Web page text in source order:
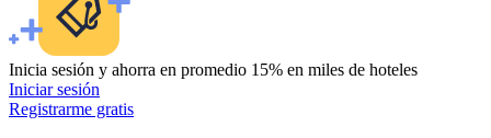
Inicia sesión y ahorra en promedio 15% en miles de hoteles
Iniciar sesión
Registrarme gratis